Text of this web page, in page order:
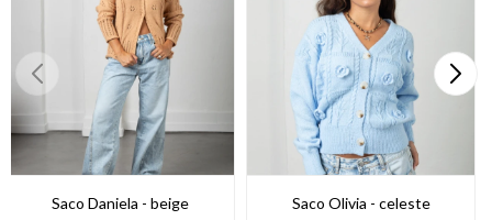
Saco Daniela - beige Saco Olivia - celeste